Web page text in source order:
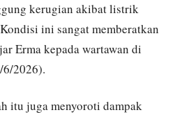
kerugian akibat listrik
ini sangat memberatkan
Erma kepada wartawan di
6/2026).
itu juga menyoroti dampak